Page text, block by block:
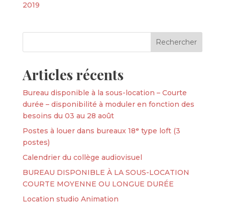
2019
Articles récents
Bureau disponible à la sous-location – Courte
durée – disponibilité à moduler en fonction des
besoins du 03 au 28 août
Postes à louer dans bureaux 18ᵉ type loft (3
postes)
Calendrier du collège audiovisuel
BUREAU DISPONIBLE À LA SOUS-LOCATION
COURTE MOYENNE OU LONGUE DURÉE
Location studio Animation